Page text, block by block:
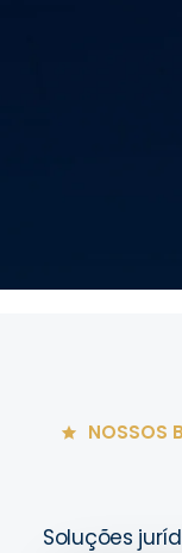
NOSSOS
Soluções